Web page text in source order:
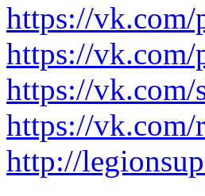
https://vk.com/
https://vk.com/
https://vk.com/
https://vk.com/
http://